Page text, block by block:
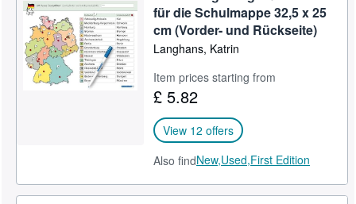
für die Schulmappe 32,5 x 25
cm (Vorder- und Rückseite)
Langhans, Katrin
Item prices starting from
£ 5.82
View 12 offers
Also findNew,Used,First Edition